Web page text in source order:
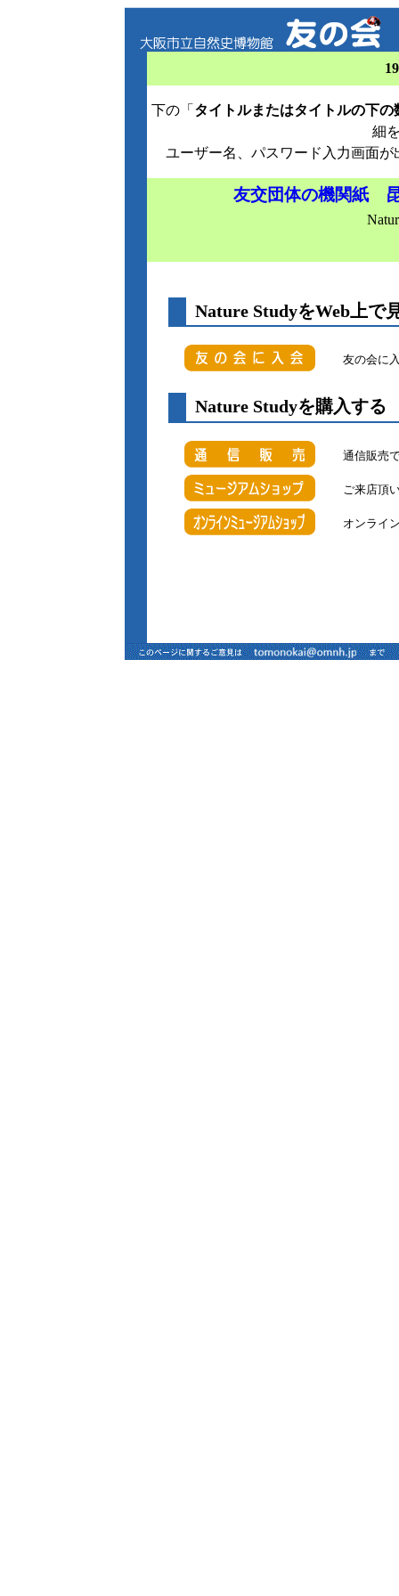
下の「 タイトルまたはタイトルの下の
細
ユーザー名、パスワード入力画面
友交団体の機関紙
Nature StudyをWeb上で
友の会に
Nature
通信販売
ご来店頂
オンライ